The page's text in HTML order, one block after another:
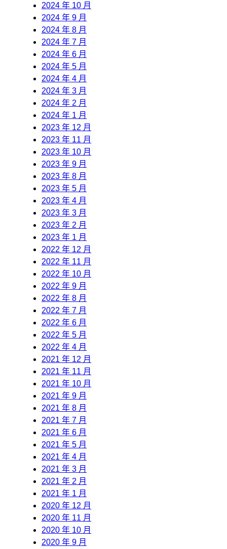
2024 年 10 月
2024 年 9 月
2024 年 8 月
2024 年 7 月
2024 年 6 月
2024 年 5 月
2024 年 4 月
2024 年 3 月
2024 年 2 月
2024 年 1 月
2023 年 12 月
2023 年 11 月
2023 年 10 月
2023 年 9 月
2023 年 8 月
2023 年 5 月
2023 年 4 月
2023 年 3 月
2023 年 2 月
2023 年 1 月
2022 年 12 月
2022 年 11 月
2022 年 10 月
2022 年 9 月
2022 年 8 月
2022 年 7 月
2022 年 6 月
2022 年 5 月
2022 年 4 月
2021 年 12 月
2021 年 11 月
2021 年 10 月
2021 年 9 月
2021 年 8 月
2021 年 7 月
2021 年 6 月
2021 年 5 月
2021 年 4 月
2021 年 3 月
2021 年 2 月
2021 年 1 月
2020 年 12 月
2020 年 11 月
2020 年 10 月
2020 年 9 月